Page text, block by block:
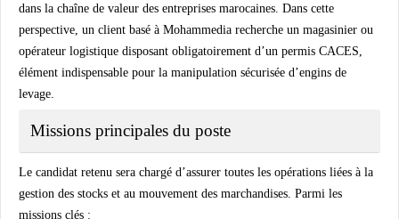
dans la chaîne de valeur des entreprises marocaines. Dans cette
perspective, un client basé à Mohammedia recherche un magasinier ou
opérateur logistique disposant obligatoirement d’un permis CACES,
élément indispensable pour la manipulation sécurisée d’engins de
levage.
Missions principales du poste
Le candidat retenu sera chargé d’assurer toutes les opérations liées à la
gestion des stocks et au mouvement des marchandises. Parmi les
missions clés :